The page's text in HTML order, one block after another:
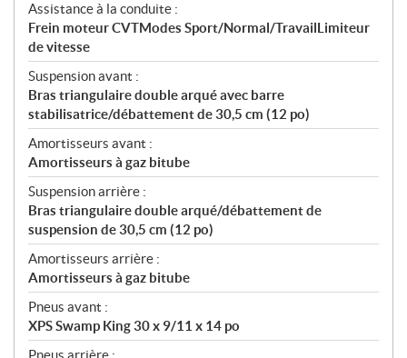
Assistance à la conduite :
Frein moteur CVTModes Sport/Normal/TravailLimiteur
de vitesse
Suspension avant :
Bras triangulaire double arqué avec barre
stabilisatrice/débattement de 30,5 cm (12 po)
Amortisseurs avant :
Amortisseurs à gaz bitube
Suspension arrière :
Bras triangulaire double arqué/débattement de
suspension de 30,5 cm (12 po)
Amortisseurs arrière :
Amortisseurs à gaz bitube
Pneus avant :
XPS Swamp King 30 x 9/11 x 14 po
Pneus arrière :